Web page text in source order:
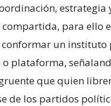
estrategia
para ello
un instituto
plataforma,
que quien
de los partidos